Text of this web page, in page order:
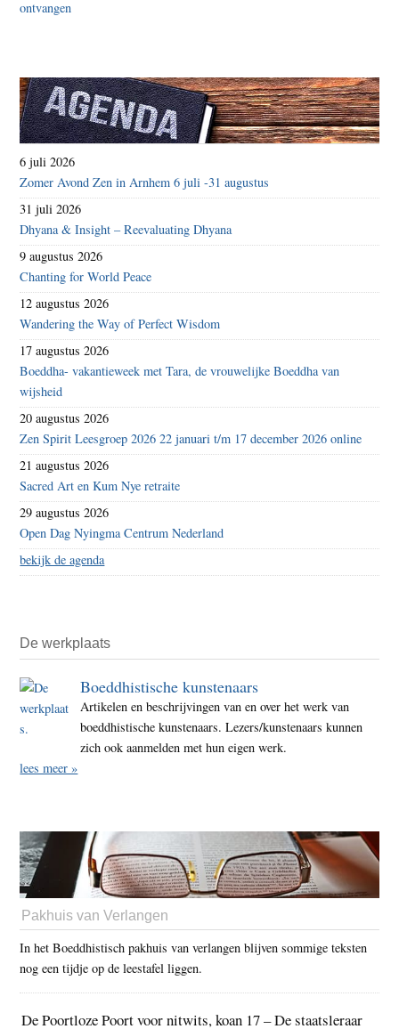
6 juli 2026
Zomer Avond Zen in Arnhem 6 juli -31 augustus
31 juli 2026
Dhyana & Insight – Reevaluating Dhyana
9 augustus 2026
Chanting for World Peace
12 augustus 2026
Wandering the Way of Perfect Wisdom
17 augustus 2026
Boeddha- vakantieweek met Tara, de vrouwelijke Boeddha van
wijsheid
20 augustus 2026
Zen Spirit Leesgroep 2026 22 januari t/m 17 december 2026 online
21 augustus 2026
Sacred Art en Kum Nye retraite
29 augustus 2026
Open Dag Nyingma Centrum Nederland
bekijk de agenda
De werkplaats
Boeddhistische kunstenaars
Artikelen en beschrijvingen van en over het werk van
boeddhistische kunstenaars. Lezers/kunstenaars kunnen
zich ook aanmelden met hun eigen werk.
lees meer »
Pakhuis van Verlangen
In het Boeddhistisch pakhuis van verlangen blijven sommige teksten
nog een tijdje op de leestafel liggen.
De Poortloze Poort voor nitwits, koan 17 – De staatsleraar